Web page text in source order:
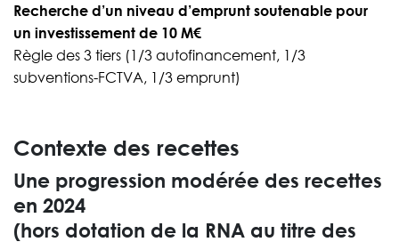
Recherche d’un niveau d’emprunt soutenable pour
un investissement de 10 M€
Règle des 3 tiers (1/3 autofinancement, 1/3
subventions-FCTVA, 1/3 emprunt)
Contexte des recettes
Une progression modérée des recettes
en 2024
(hors dotation de la RNA au titre des